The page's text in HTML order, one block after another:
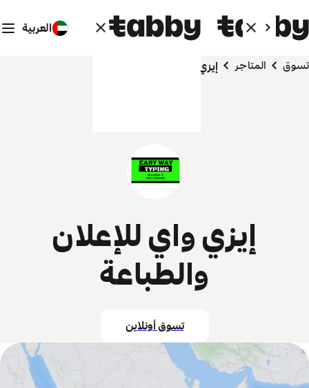
العربية
تسوق المتاجر إيزي واي للإعلان والطباعة
إيزي واي للإعلان
والطباعة
تسوق أونلاين